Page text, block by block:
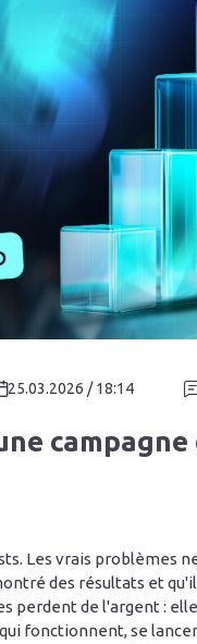
25.03.2026 / 18:14
campagne
Les vrais problèmes
des résultats et
perdent de l'argent :
fonctionnent, se